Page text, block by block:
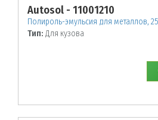
Autosol - 11001210
Полироль-эмульсия для металлов,
Тип: Для кузова